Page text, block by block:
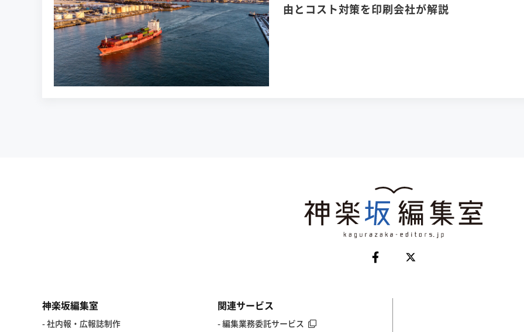
由とコスト対策を印刷会社が解説
神楽坂編集室
- 社内報・広報誌制作
関連サービス
- 編集業務委託サービス